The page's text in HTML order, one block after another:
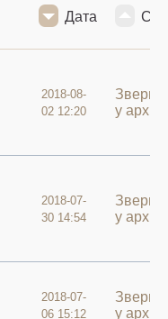
Дата
2018-08-
02 12:20
у архиві
2018-07-
30 14:54
у архиві
2018-07-
06 15:12
у архиві